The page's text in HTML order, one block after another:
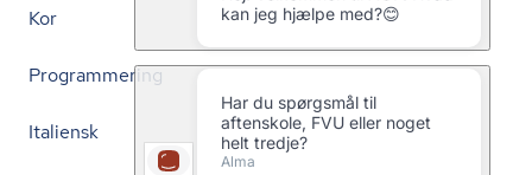
Kor
Programmering
Italiensk